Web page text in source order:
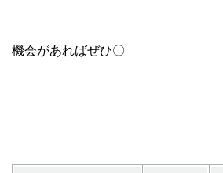
機会があればぜひ〇